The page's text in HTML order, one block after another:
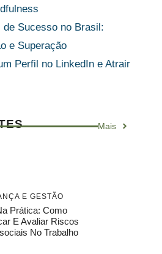
de Sucesso no Brasil:
e Superação
Perfil no LinkedIn e Atrair
Mais
E GESTÃO
Prática: Como
E Avaliar Riscos
No Trabalho